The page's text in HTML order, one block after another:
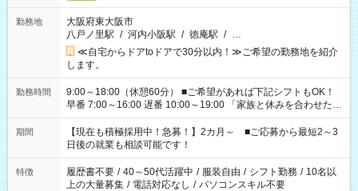
勤務地
大阪府東大阪市
八戸ノ里駅 / 河内小阪駅 / 徳庵駅 / …
≪自宅からドアtoドアで30分以内！≫ご希望の勤務地を紹介
します。
勤務時間
9:00～18:00（休憩60分） ■ご希望があれば下記シフトもOK！
早番 7:00～16:00 遅番 10:00～19:00 「家族と休みを合わせた
い」 「余裕を持って夕飯の準備がしたい」 「できれば残業はし
たくない」 など、ご希望を教えてくださいね。 ※Wワーク希望
の方へ 今ご覧のお仕事で希望する勤務時間と、もう1つのお仕事
の勤務時間。 合計で週40時間を超える場合は応募できません。
期間
【現在も積極採用中！急募！】2カ月～ ■ご応募から最短2～3
日後の就業も相談可能です！
特徴 履歴書不要 / 40～50代活躍中 / 服装自由 / シフト勤務 / 10名以
上の大量募集 / 電話対応なし / パソコンスキル不要